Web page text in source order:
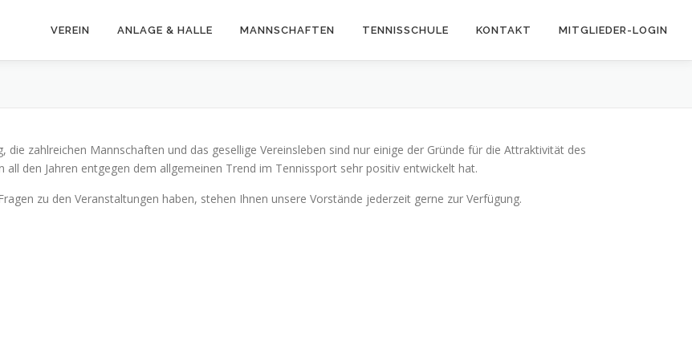
VEREIN ANLAGE & HALLE MANNSCHAFTEN TENNISSCHULE KONTAKT MITGLIEDER-LOGIN
die zahlreichen Mannschaften und das gesellige Vereinsleben sind nur einige der Gründe für die Attraktivität des
all den Jahren entgegen dem allgemeinen Trend im Tennissport sehr positiv entwickelt hat.
zu den Veranstaltungen haben, stehen Ihnen unsere Vorstände jederzeit gerne zur Verfügung.